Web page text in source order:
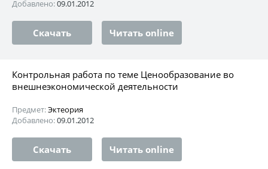
Добавлено:09.01.2012
Скачать Читать online
Контрольная работа по теме Ценообразование во
внешнеэкономической деятельности
Предмет:Эктеория
Добавлено:09.01.2012
Скачать Читать online